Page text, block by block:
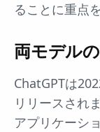
ることに重点
両モデル
ChatGPTは
リリースされ
アプリケーシ